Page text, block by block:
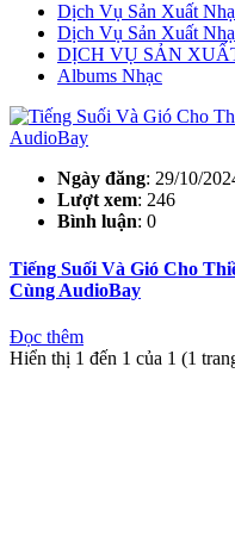
Dịch Vụ Sản Xuất
Dịch Vụ Sản Xuất
DỊCH VỤ SẢN
Albums Nhạc
Ngày đăng: 29/10/
Lượt xem: 246
Bình luận: 0
Tiếng Suối Và Gió Cho
Cùng AudioBay
Đọc thêm
Hiển thị 1 đến 1 của 1 (1